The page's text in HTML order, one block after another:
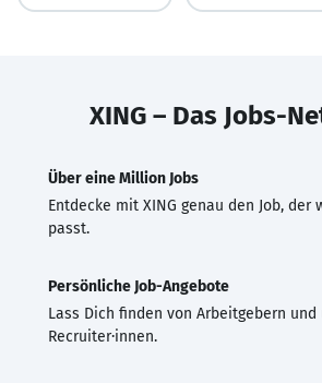
XING – Das Jobs-
Über eine Million Jobs
Entdecke mit XING genau den Job, der
passt.
Persönliche Job-Angebote
Lass Dich finden von Arbeitgebern und
Recruiter·innen.